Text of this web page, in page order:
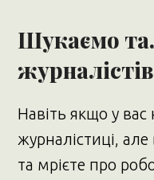
Шукаємо
Навіть якщо у
журналістиці,
та мрієте про